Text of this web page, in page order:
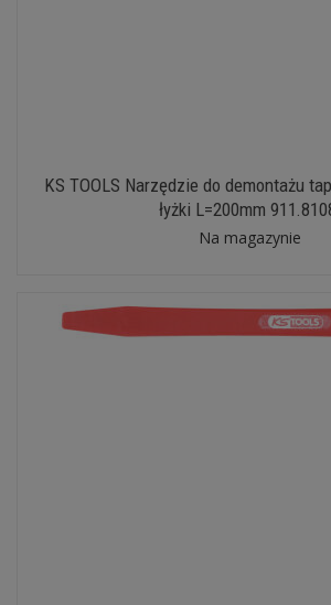
KS TOOLS Narzędzie do demontażu
łyżki L=200mm
Na magazynie